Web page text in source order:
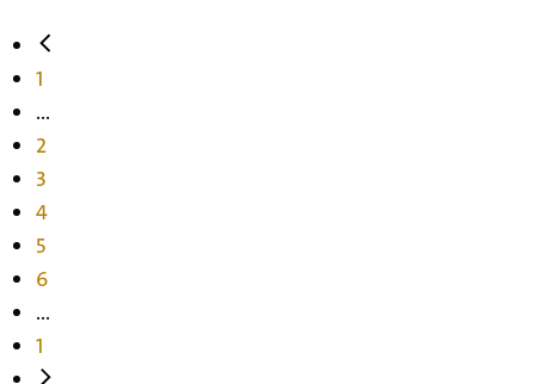
1
...
2
3
4
5
6
...
1